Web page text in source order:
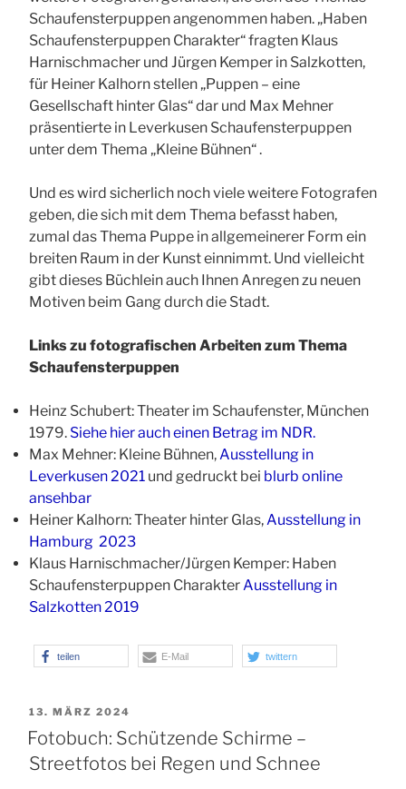
Schaufensterpuppen angenommen haben. „Haben
Schaufensterpuppen Charakter“ fragten Klaus
Harnischmacher und Jürgen Kemper in Salzkotten,
für Heiner Kalhorn stellen „Puppen – eine
Gesellschaft hinter Glas“ dar und Max Mehner
präsentierte in Leverkusen Schaufensterpuppen
unter dem Thema „Kleine Bühnen“ .
Und es wird sicherlich noch viele weitere Fotografen
geben, die sich mit dem Thema befasst haben,
zumal das Thema Puppe in allgemeinerer Form ein
breiten Raum in der Kunst einnimmt. Und vielleicht
gibt dieses Büchlein auch Ihnen Anregen zu neuen
Motiven beim Gang durch die Stadt.
Links zu fotografischen Arbeiten zum Thema
Schaufensterpuppen
Heinz Schubert: Theater im Schaufenster, München
1979. Siehe hier auch einen Betrag im NDR.
Max Mehner: Kleine Bühnen,Ausstellung in
Leverkusen 2021 und gedruckt bei blurb online
ansehbar
Heiner Kalhorn: Theater hinter Glas,Ausstellung in
Hamburg 2023
Klaus Harnischmacher/Jürgen Kemper: Haben
Schaufensterpuppen CharakterAusstellung in
Salzkotten 2019
teilen E-Mail twittern
VERÖFFENTLICHT
AM
13. MÄRZ 2024
Fotobuch: Schützende Schirme –
Streetfotos bei Regen und Schnee